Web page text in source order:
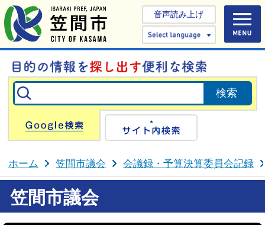
音声読み上げ
Select
Google検索
ホーム 笠間市議会 会議録・予算決算委員会記録
笠間市議会